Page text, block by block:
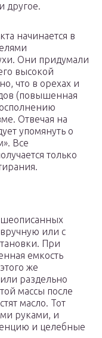
другое.
начинается в
Они придумали
высокой
что в орехах и
(повышенная
Отвечая на
упомянуть о
Все
только
или с
При
емкость
же
раздельно
массы после
масло. Тот
руками, и
и целебные